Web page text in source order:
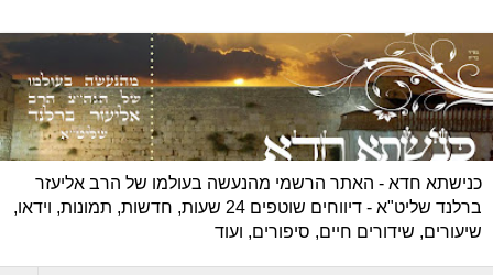
כנישתא חדא - האתר הרשמי מהנעשה בעולמו של הרב אליעזר
ברלנד שליט"א - דיווחים שוטפים 24 שעות, חדשות, תמונות, וידאו,
שיעורים, שידורים חיים, סיפורים, ועוד